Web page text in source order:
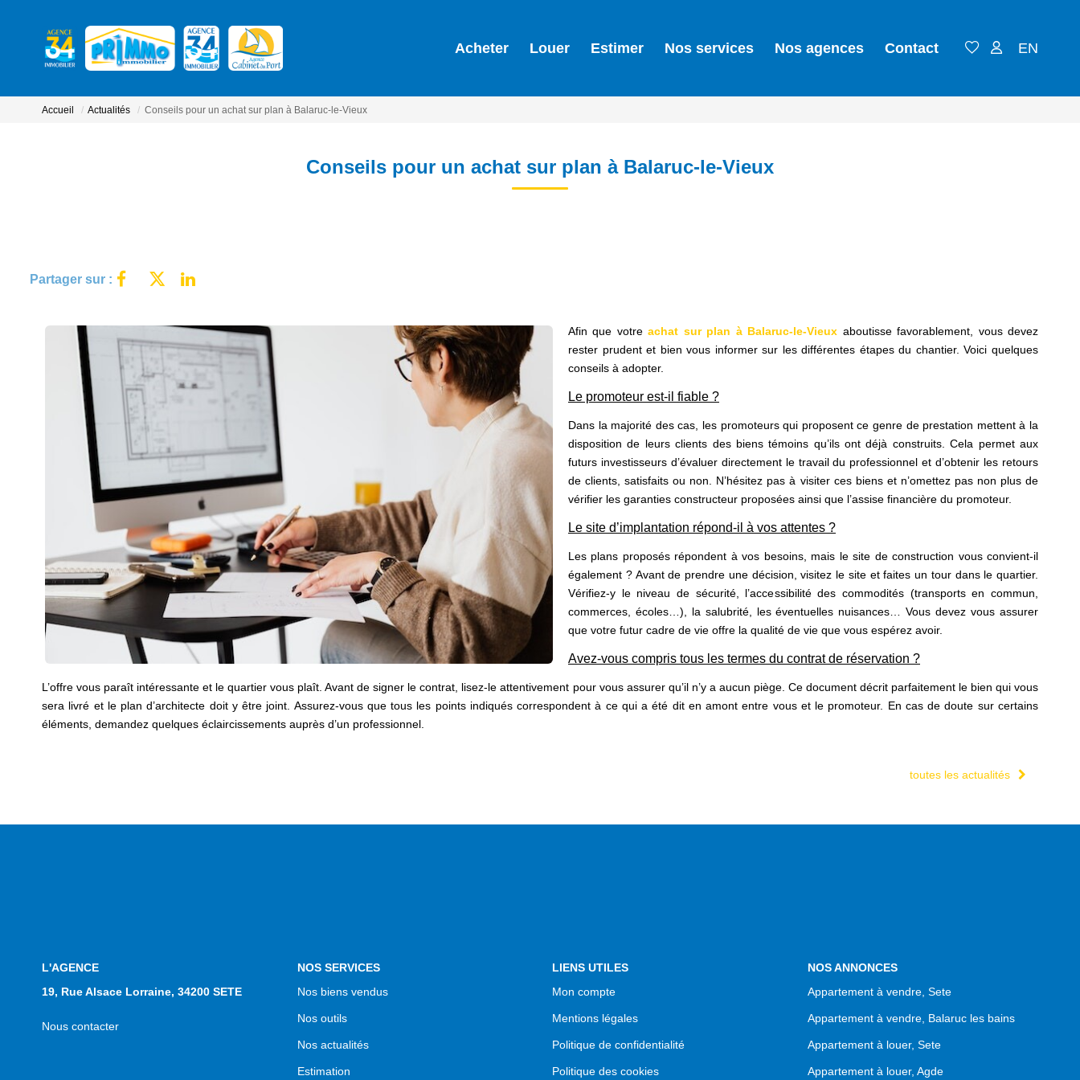
Acheter Louer Estimer Nos services Nos agences Contact EN
Accueil Actualités Conseils pour un achat sur plan à Balaruc-le-Vieux
Conseils pour un achat sur plan à Balaruc-le-Vieux
Partager sur :
Afin que votreachat sur plan à Balaruc-le-Vieux aboutisse favorablement, vous devez
rester prudent et bien vous informer sur les différentes étapes du chantier. Voici quelques
conseils à adopter.
Le promoteur est-il fiable ?
Dans la majorité des cas, les promoteurs qui proposent ce genre de prestation mettent à la
disposition de leurs clients des biens témoins qu’ils ont déjà construits. Cela permet aux
futurs investisseurs d’évaluer directement le travail du professionnel et d’obtenir les retours
de clients, satisfaits ou non. N’hésitez pas à visiter ces biens et n’omettez pas non plus de
vérifier les garanties constructeur proposées ainsi que l’assise financière du promoteur.
Le site d’implantation répond-il à vos attentes ?
Les plans proposés répondent à vos besoins, mais le site de construction vous convient-il
également ? Avant de prendre une décision, visitez le site et faites un tour dans le quartier.
Vérifiez-y le niveau de sécurité, l’accessibilité des commodités (transports en commun,
commerces, écoles…), la salubrité, les éventuelles nuisances… Vous devez vous assurer
que votre futur cadre de vie offre la qualité de vie que vous espérez avoir.
Avez-vous compris tous les termes du contrat de réservation ?
L’offre vous paraît intéressante et le quartier vous plaît. Avant de signer le contrat, lisez-le attentivement pour vous assurer qu’il n’y a aucun piège. Ce document décrit parfaitement le bien qui vous
sera livré et le plan d’architecte doit y être joint. Assurez-vous que tous les points indiqués correspondent à ce qui a été dit en amont entre vous et le promoteur. En cas de doute sur certains
éléments, demandez quelques éclaircissements auprès d’un professionnel.
toutes les actualités
L'AGENCE
19, Rue Alsace Lorraine, 34200 SETE
Nous contacter
NOS SERVICES
Nos biens vendus
Nos outils
Nos actualités
Estimation
LIENS UTILES
Mon compte
Mentions légales
Politique de confidentialité
Politique des cookies
NOS ANNONCES
Appartement à vendre, Sete
Appartement à vendre, Balaruc les bains
Appartement à louer, Sete
Appartement à louer, Agde